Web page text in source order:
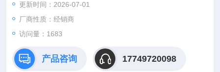
更新时间：2026-07-01
厂商性质：经销商
访问量：1683
产品咨询 17749720098